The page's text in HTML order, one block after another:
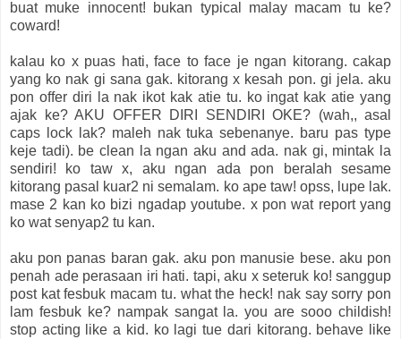
buat muke innocent! bukan typical malay macam tu ke?
coward!
kalau ko x puas hati, face to face je ngan kitorang. cakap
yang ko nak gi sana gak. kitorang x kesah pon. gi jela. aku
pon offer diri la nak ikot kak atie tu. ko ingat kak atie yang
ajak ke? AKU OFFER DIRI SENDIRI OKE? (wah,, asal
caps lock lak? maleh nak tuka sebenanye. baru pas type
keje tadi). be clean la ngan aku and ada. nak gi, mintak la
sendiri! ko taw x, aku ngan ada pon beralah sesame
kitorang pasal kuar2 ni semalam. ko ape taw! opss, lupe lak.
mase 2 kan ko bizi ngadap youtube. x pon wat report yang
ko wat senyap2 tu kan.
aku pon panas baran gak. aku pon manusie bese. aku pon
penah ade perasaan iri hati. tapi, aku x seteruk ko! sanggup
post kat fesbuk macam tu. what the heck! nak say sorry pon
lam fesbuk ke? nampak sangat la. you are sooo childish!
stop acting like a kid. ko lagi tue dari kitorang. behave like